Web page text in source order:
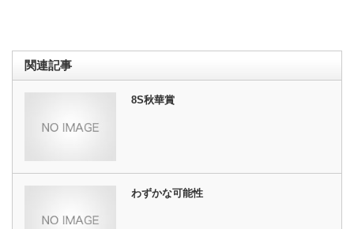
関連記事
8S秋華賞
わずかな可能性